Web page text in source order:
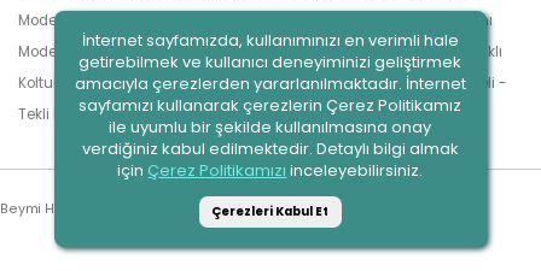
Modelleri
Modern Koltuk Takımı
Modelleri
| Luxury Koltuk Takımı Modelleri | Köşe Takımları | Yataklı
Koltuk Takımı Modeli | Sandıklı Koltuk Takımı Modeli | Berjer Modeli -
Tekli Koltuk Modeli | Tümünü Gör
Beymi Home. © 2023
İnternet sayfamızda, kullanımınızı en verimli hale
getirebilmek ve kullanıcı deneyiminizi geliştirmek
amacıyla çerezlerden yararlanılmaktadır. İnternet
sayfamızı kullanarak çerezlerin Çerez Politikamız
ile uyumlu bir şekilde kullanılmasına onay
verdiğiniz kabul edilmektedir. Detaylı bilgi almak
için Çerez Politikamızı inceleyebilirsiniz.
Çerezleri Kabul Et